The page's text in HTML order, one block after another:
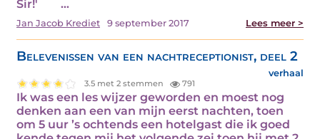
Sir!' …
Jan Jacob Krediet 9 september 2017 Lees meer >
Belevenissen van een nachtreceptionist, deel 2
verhaal
3.5 met 2 stemmen 791
Ik was een les wijzer geworden en moest nog
denken aan een van mijn eerst nachten, toen
om 5 uur ’s ochtends een hotelgast die ik goed